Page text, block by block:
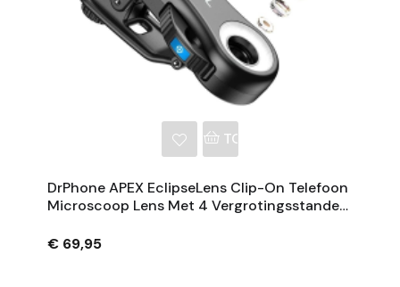
TOEVOEGEN AAN
DrPhone APEX EclipseLens Clip-On Telefoon
Microscoop Lens Met 4 Vergrotingsstanden,
€ 69,95